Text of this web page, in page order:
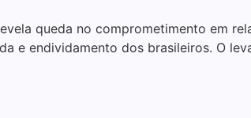
queda no comprometimento em
e endividamento dos brasileiros. O